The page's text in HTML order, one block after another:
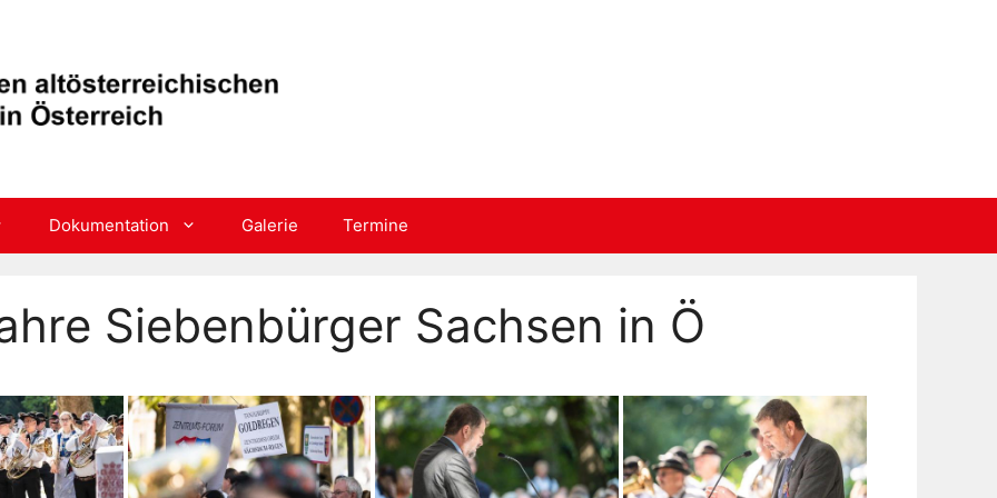
Dokumentation Galerie Termine
Siebenbürger Sachsen in Ö